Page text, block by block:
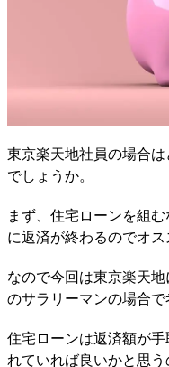
東京楽天地社員の場合
でしょうか。
まず、住宅ローンを組
に返済が終わるのでオス
なので今回は東京楽天
のサラリーマンの場合で
住宅ローンは返済額が
れていれば良いかと思